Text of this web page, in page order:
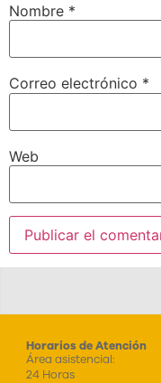
Nombre *
Correo electrónico *
Web
Horarios de Atención
Área asistencial:
24 Horas